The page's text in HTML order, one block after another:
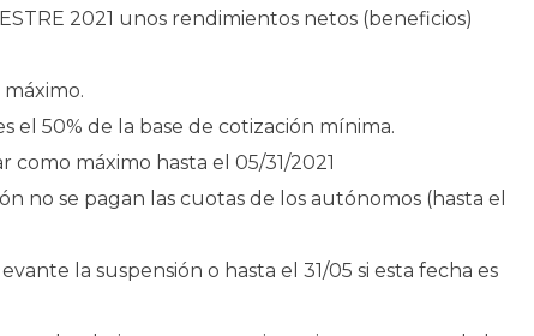
2021 unos rendimientos netos (beneficios)
el 50% de la base de cotización mínima.
como máximo hasta el 05/31/2021
no se pagan las cuotas de los autónomos (hasta el
la suspensión o hasta el 31/05 si esta fecha es